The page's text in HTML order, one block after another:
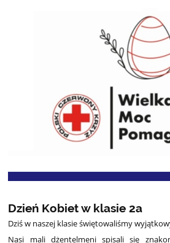
Dzień Kobiet w klasie 2a
Dziś w naszej klasie świętowaliśmy
Nasi mali dżentelmeni spisali się